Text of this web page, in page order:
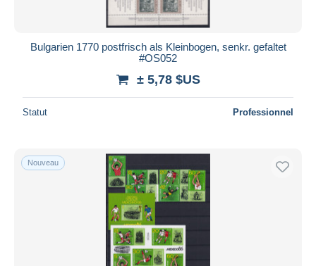
Bulgarien 1770 postfrisch als Kleinbogen, senkr. gefaltet
#OS052
± 5,78 $US
Statut Professionnel
Nouveau